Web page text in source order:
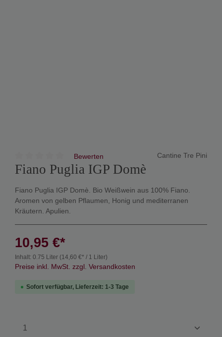
Bewerten Cantine Tre Pini
Fiano Puglia IGP Domè
Fiano Puglia IGP Domè. Bio Weißwein aus 100% Fiano.
Aromen von gelben Pflaumen, Honig und mediterranen
Kräutern. Apulien.
10,95 €*
Inhalt: 0.75 Liter (14,60 €* / 1 Liter)
Preise inkl. MwSt. zzgl. Versandkosten
Sofort verfügbar, Lieferzeit: 1-3 Tage